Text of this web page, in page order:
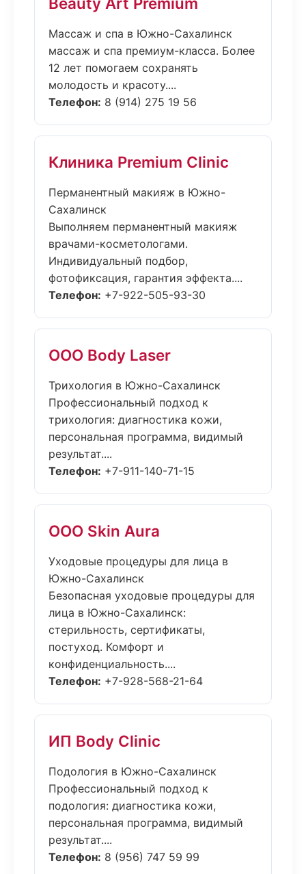
Массаж и спа в Южно-Сахалинск
массаж и спа премиум-класса. Более
12 лет помогаем сохранять
молодость и красоту....
Телефон: 8 (914) 275 19 56
Клиника Premium Clinic
Перманентный макияж в Южно-
Сахалинск
Выполняем перманентный макияж
врачами-косметологами.
Индивидуальный подбор,
фотофиксация, гарантия эффекта....
Телефон: +7-922-505-93-30
ООО Body Laser
Трихология в Южно-Сахалинск
Профессиональный подход к
трихология: диагностика кожи,
персональная программа, видимый
результат....
Телефон: +7-911-140-71-15
ООО Skin Aura
Уходовые процедуры для лица в
Южно-Сахалинск
Безопасная уходовые процедуры для
лица в Южно-Сахалинск:
стерильность, сертификаты,
постуход. Комфорт и
конфиденциальность....
Телефон: +7-928-568-21-64
ИП Body Clinic
Подология в Южно-Сахалинск
Профессиональный подход к
подология: диагностика кожи,
персональная программа, видимый
результат....
Телефон: 8 (956) 747 59 99